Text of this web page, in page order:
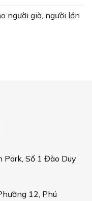
người già, người lớn
Park, Số 1 Đào Duy
12, Phú